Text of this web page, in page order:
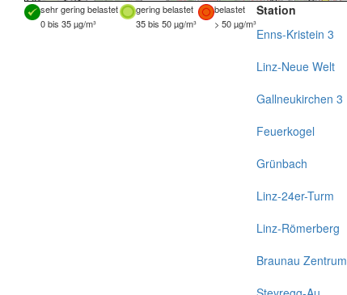
sehr gering belastet gering belastet
belastet
0 bis 35 µg/m³
35 bis 50 µg/m³ > 50 µg/m³
Station
Enns-Kristein 3
Linz-Neue Welt
Gallneukirchen 3
Feuerkogel
Grünbach
Linz-24er-Turm
Linz-Römerberg
Braunau Zentrum